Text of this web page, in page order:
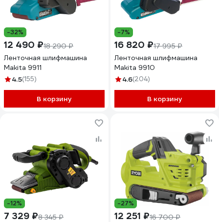
-32%
12 490 ₽18 290 ₽
Ленточная шлифмашина
Makita 9911
4.5(155)
В корзину
-7%
16 820 ₽17 995 ₽
Ленточная шлифмашина
Makita 9910
4.6(204)
В корзину
-12%
7 329 ₽8 345 ₽
-27%
12 251 ₽16 700 ₽